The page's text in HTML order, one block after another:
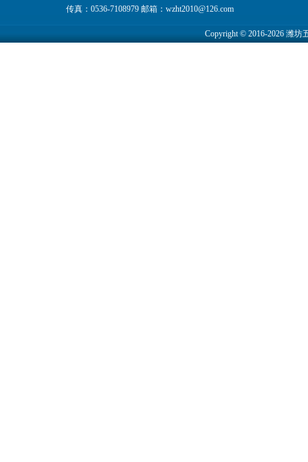
传真：0536-7108979 邮箱：wzht2010@126.com
Copyright © 2016-2026 潍